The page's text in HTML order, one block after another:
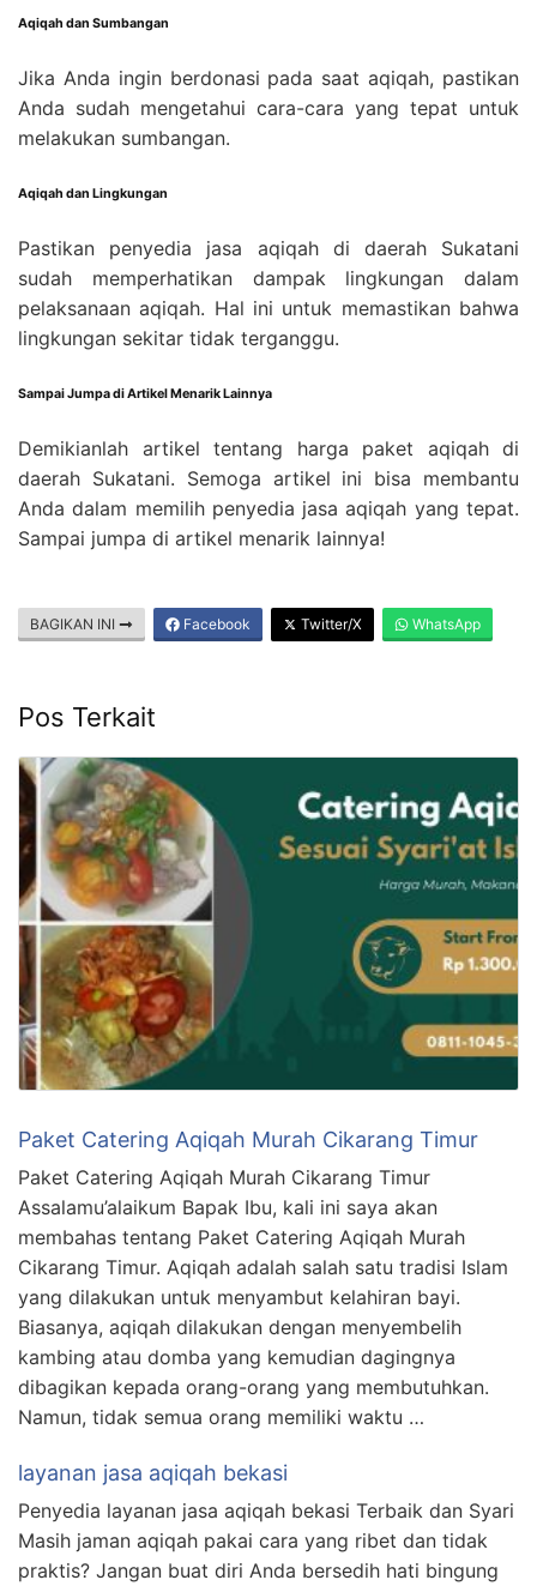
Aqiqah dan Sumbangan
Jika Anda ingin berdonasi pada saat aqiqah, pastikan
Anda sudah mengetahui cara-cara yang tepat untuk
melakukan sumbangan.
Aqiqah dan Lingkungan
Pastikan penyedia jasa aqiqah di daerah Sukatani
sudah memperhatikan dampak lingkungan dalam
pelaksanaan aqiqah. Hal ini untuk memastikan bahwa
lingkungan sekitar tidak terganggu.
Sampai Jumpa di Artikel Menarik Lainnya
Demikianlah artikel tentang harga paket aqiqah di
daerah Sukatani. Semoga artikel ini bisa membantu
Anda dalam memilih penyedia jasa aqiqah yang tepat.
Sampai jumpa di artikel menarik lainnya!
BAGIKAN INI Facebook Twitter/X WhatsApp
Pos Terkait
Paket Catering Aqiqah Murah Cikarang Timur
Paket Catering Aqiqah Murah Cikarang Timur
Assalamu’alaikum Bapak Ibu, kali ini saya akan
membahas tentang Paket Catering Aqiqah Murah
Cikarang Timur. Aqiqah adalah salah satu tradisi Islam
yang dilakukan untuk menyambut kelahiran bayi.
Biasanya, aqiqah dilakukan dengan menyembelih
kambing atau domba yang kemudian dagingnya
dibagikan kepada orang-orang yang membutuhkan.
Namun, tidak semua orang memiliki waktu …
layanan jasa aqiqah bekasi
Penyedia layanan jasa aqiqah bekasi Terbaik dan Syari
Masih jaman aqiqah pakai cara yang ribet dan tidak
praktis? Jangan buat diri Anda bersedih hati bingung